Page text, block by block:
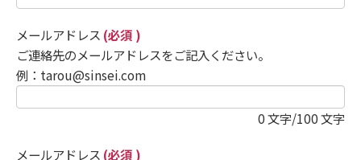
メールアドレス (必須 )
ご連絡先のメールアドレスをご記入ください。
例：tarou@sinsei.com
0文字/100 文字
メールアドレス (必須 )